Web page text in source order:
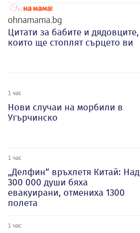
ohnamama.bg
Цитати за бабите и дядовците,
които ще стоплят сърцето ви
1 час
Нови случаи на морбили в
Угърчинско
1 час
„Делфин“ връхлетя Китай: Над
300 000 души бяха
евакуирани, отмениха 1300
полета
1 час